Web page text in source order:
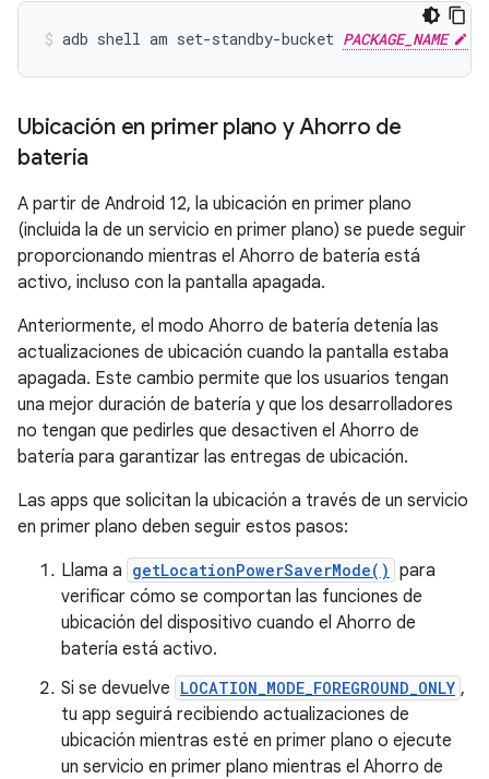
adb shell am set-standby-bucket PACKAGE_NAME
Ubicación en primer plano y Ahorro de
batería
A partir de Android 12, la ubicación en primer plano
(incluida la de un servicio en primer plano) se puede seguir
proporcionando mientras el Ahorro de batería está
activo, incluso con la pantalla apagada.
Anteriormente, el modo Ahorro de batería detenía las
actualizaciones de ubicación cuando la pantalla estaba
apagada. Este cambio permite que los usuarios tengan
una mejor duración de batería y que los desarrolladores
no tengan que pedirles que desactiven el Ahorro de
batería para garantizar las entregas de ubicación.
Las apps que solicitan la ubicación a través de un servicio
en primer plano deben seguir estos pasos:
Llama a getLocationPowerSaverMode() para
verificar cómo se comportan las funciones de
ubicación del dispositivo cuando el Ahorro de
batería está activo.
Si se devuelve LOCATION_MODE_FOREGROUND_ONLY ,
tu app seguirá recibiendo actualizaciones de
ubicación mientras esté en primer plano o ejecute
un servicio en primer plano mientras el Ahorro de